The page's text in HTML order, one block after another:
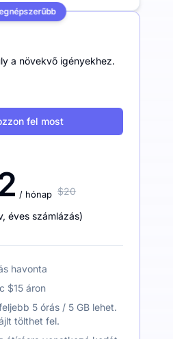
a növekvő igényekhez.
fel most
/ hónap $20
, éves számlázás)
havonta
$15 áron
5 órás / 5 GB lehet.
tölthet fel.